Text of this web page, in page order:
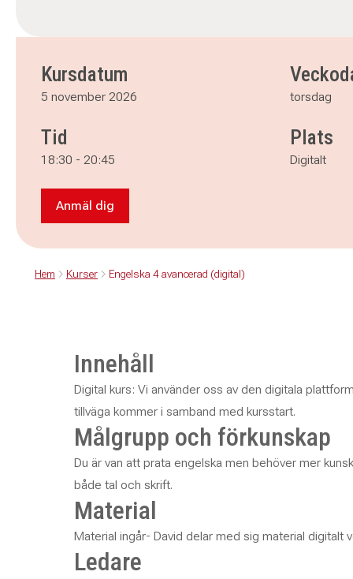
Kursdatum
5 november 2026 torsdag
Tid
18:30 - 20:45
Plats
Digitalt
Anmäl dig till Engelska 4 avancerad (digital)
Anmäl dig
Hem Kurser Engelska 4 avancerad (digital)
Innehåll
Digital kurs: Vi använder oss av den digitala
tillväga kommer i samband med kursstart.
Målgrupp och förkunskap
Du är van att prata engelska men behöver mer
både tal och skrift.
Material
Material ingår- David delar med sig material digitalt
Ledare